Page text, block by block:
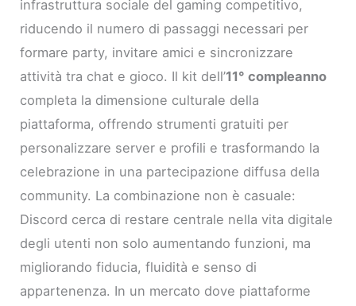
infrastruttura sociale del gaming competitivo,
riducendo il numero di passaggi necessari per
formare party, invitare amici e sincronizzare
attività tra chat e gioco. Il kit dell’11° compleanno
completa la dimensione culturale della
piattaforma, offrendo strumenti gratuiti per
personalizzare server e profili e trasformando la
celebrazione in una partecipazione diffusa della
community. La combinazione non è casuale:
Discord cerca di restare centrale nella vita digitale
degli utenti non solo aumentando funzioni, ma
migliorando fiducia, fluidità e senso di
appartenenza. In un mercato dove piattaforme